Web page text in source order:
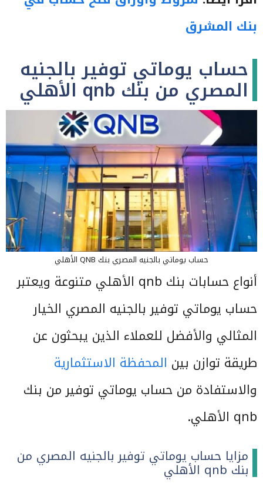
بنك المشرق
حساب يوماتي توفير بالجنيه
المصري من بنك qnb الأهلي
حساب يوماتي بالجنيه المصري بنك QNB الأهلي
أنواع حسابات بنك qnb الأهلي متنوعة ويعتبر
حساب يوماتي توفير بالجنيه المصري الخيار
المثالي والأفضل للعملاء الذين يبحثون عن
طريقة توازن بين المحفظة الاستثمارية
والاستفادة من حساب يوماتي توفير من بنك
qnb الأهلي.
مزايا حساب يوماتي توفير بالجنيه المصري من
بنك qnb الأهلي